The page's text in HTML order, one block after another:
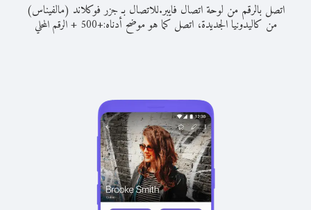
اتصل بالرقم من لوحة اتصال فايبر.للاتصال بـ جزر فوكلاند (مالفيناس)
من كاليدونيا الجديدة، اتصل كما هو موضح أدناه:+
500
+الرقم المحلي